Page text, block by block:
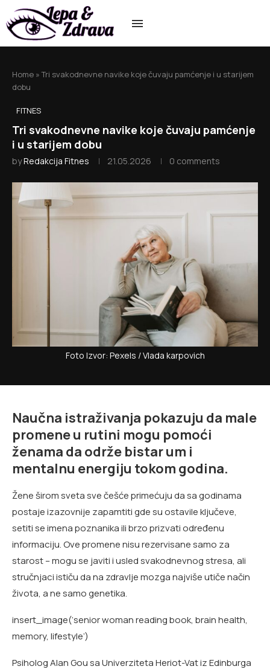
Home »Tri svakodnevne navike koje čuvaju pamćenje i u starijem
dobu
FITNES
Tri svakodnevne navike koje čuvaju pamćenje
i u starijem dobu
byRedakcija Fitnes 21.05.2026 0 comments
Foto Izvor: Pexels / Vlada karpovich
Naučna istraživanja pokazuju da male
promene u rutini mogu pomoći
ženama da održe bistar um i
mentalnu energiju tokom godina.
Žene širom sveta sve češće primećuju da sa godinama
postaje izazovnije zapamtiti gde su ostavile ključeve,
setiti se imena poznanika ili brzo prizvati određenu
informaciju. Ove promene nisu rezervisane samo za
starost – mogu se javiti i usled svakodnevnog stresa, ali
stručnjaci ističu da na zdravlje mozga najviše utiče način
života, a ne samo genetika.
insert_image(‘senior woman reading book, brain health,
memory, lifestyle’)
Psiholog Alan Gou sa Univerziteta Heriot-Vat iz Edinburga